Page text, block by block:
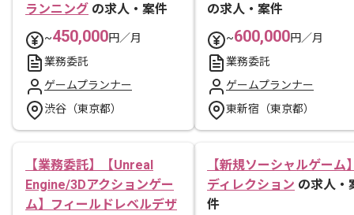
ランニング の求人・案件
~450,000円／月
業務委託
ゲームプランナー
渋谷（東京都）
の求人・案件
~600,000円／月
業務委託
ゲームプランナー
東新宿（東京都）
【業務委託】【Unreal
Engine/3Dアクションゲー
ム】フィールドレベルデザ
【新規ソーシャルゲーム
ディレクション の求人・
件